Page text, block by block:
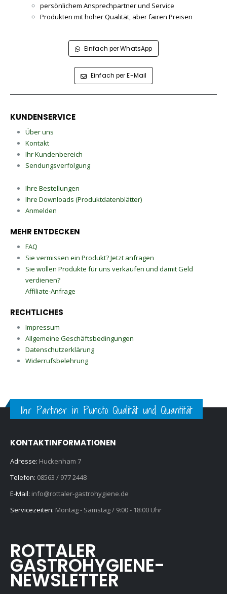
persönlichem Ansprechpartner und Service
Produkten mit hoher Qualität, aber fairen Preisen
Einfach per WhatsApp
Einfach per E-Mail
KUNDENSERVICE
Über uns
Kontakt
Ihr Kundenbereich
Sendungsverfolgung
Ihre Bestellungen
Ihre Downloads (Produktdatenblätter)
Anmelden
MEHR ENTDECKEN
FAQ
Sie vermissen ein Produkt? Jetzt anfragen
Sie wollen Produkte für uns verkaufen und damit Geld
verdienen?
Affiliate-Anfrage
RECHTLICHES
Impressum
Allgemeine Geschäftsbedingungen
Datenschutzerklärung
Widerrufsbelehrung
Ihr Partner in Puncto Qualität und Quantität
KONTAKTINFORMATIONEN
Adresse: Huckenham 7
Telefon: 08563 / 977 2448
E-Mail: info@rottaler-gastrohygiene.de
Servicezeiten: Montag - Samstag / 9:00 - 18:00 Uhr
ROTTALER
GASTROHYGIENE-
NEWSLETTER